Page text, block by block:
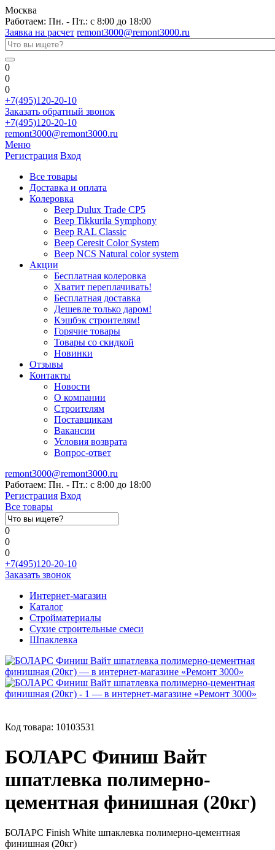
Москва
Работаем: Пн. - Пт.: с 8:00 до 18:00
Заявка на расчет remont3000@remont3000.ru
0
0
0
+7(495)120-20-10
Заказать обратный звонок
+7(495)120-20-10
remont3000@remont3000.ru
Меню
Регистрация Вход
Все товары
Доставка и оплата
Колеровка
Веер Dulux Trade CP5
Веер Tikkurila Symphony
Веер RAL Classic
Веер Ceresit Color System
Веер NCS Natural color system
Акции
Бесплатная колеровка
Хватит переплачивать!
Бесплатная доставка
Дешевле только даром!
Кэшбэк строителям!
Горячие товары
Товары со скидкой
Новинки
Отзывы
Контакты
Новости
О компании
Строителям
Поставщикам
Вакансии
Условия возврата
Вопрос-ответ
remont3000@remont3000.ru
Работаем: Пн. - Пт.: с 8:00 до 18:00
Регистрация Вход
Все товары
0
0
0
+7(495)120-20-10
Заказать звонок
Интернет-магазин
Каталог
Стройматериалы
Сухие строительные смеси
Шпаклевка
Код товара: 10103531
БОЛАРС Финиш Вайт
шпатлевка полимерно-
цементная финишная (20кг)
БОЛАРС Finish White шпаклевка полимерно-цементная
финишная (20кг)